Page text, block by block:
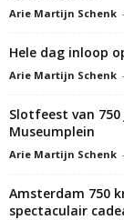
Arie Martijn Schenk -
Hele dag inloop
Arie Martijn Schenk -
Slotfeest van
Museumplein
Arie Martijn Schenk -
Amsterdam 750
spectaculair